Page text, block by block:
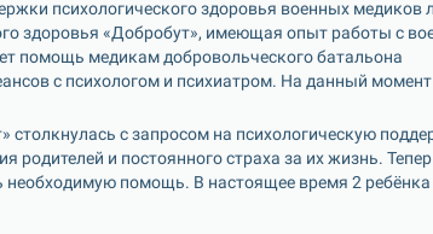
психологического здоровья военных медиков
здоровья «Добробут», имеющая опыт работы с
помощь медикам добровольческого батальона
с психологом и психиатром. На данный
с запросом на психологическую
родителей и постоянного страха за их жизнь.
помощь. В настоящее время 2 ребёнка